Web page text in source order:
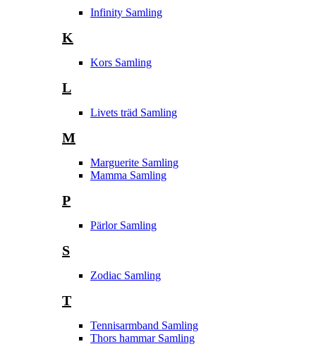
Infinity Samling
K
Kors Samling
L
Livets träd Samling
M
Marguerite Samling
Mamma Samling
P
Pärlor Samling
S
Zodiac Samling
T
Tennisarmband Samling
Thors hammar Samling